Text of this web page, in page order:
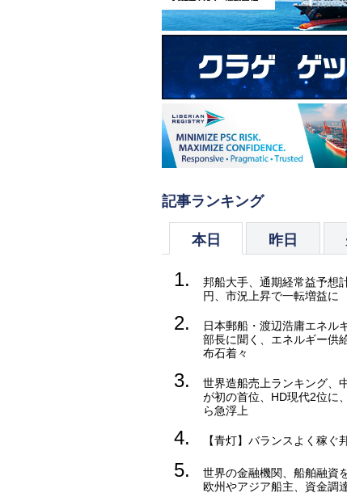
記事ランキング
本日 昨日
1.
邦船大手、通期経常益予想
円、市況上昇で一転増益に
2.
日本郵船・渡辺浩庸エネル
部長に聞く、エネルギー供
布石着々
3.
世界造船売上ランキング、
が初の首位、HD現代2位に
ら急浮上
4. 【青灯】バランスよく稼ぐ
5.
世界の金融機関、船舶融資
欧州やアジア船主、資金調